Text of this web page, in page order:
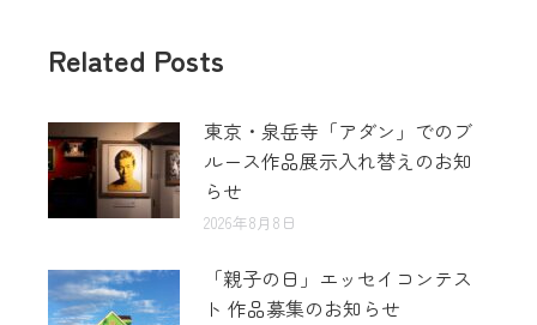
Related Posts
東京・泉岳寺「アダン」でのブ
ルース作品展示入れ替えのお知
らせ
2026年8月8日
「親子の日」エッセイコンテス
ト 作品募集のお知らせ